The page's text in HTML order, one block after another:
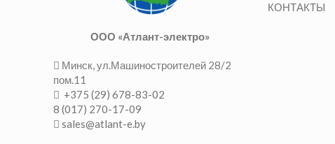
ООО «Атлант-электро»
Минск, ул.Машиностроителей 28/2
пом.11
+375 (29) 678-83-02
8 (017) 270-17-09
sales@atlant-e.by
КОНТАКТЫ